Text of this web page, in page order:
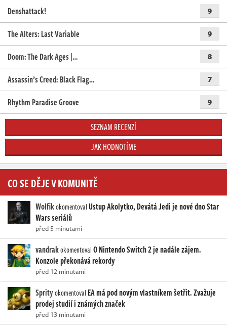
Denshattack! 9
The Alters: Last Variable 9
Doom: The Dark Ages |… 8
Assassin’s Creed: Black Flag… 7
Rhythm Paradise Groove 9
SEZNAM RECENZÍ
JAK HODNOTÍME
CO SE DĚJE V KOMUNITĚ
WolfikokomentovalUstup Akolytko, Devátá Jedi je nové dno Star
Wars seriálů
před 5 minutami
vandrakokomentovalO Nintendo Switch 2 je nadále zájem.
Konzole překonává rekordy
před 12 minutami
Sprityokomentoval EA má pod novým vlastníkem šetřit. Zvažuje
prodej studií i známých značek
před 13 minutami